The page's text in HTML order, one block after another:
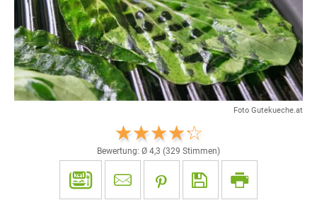
Foto Gutekueche.at
Bewertung: Ø 4,3 (329 Stimmen)